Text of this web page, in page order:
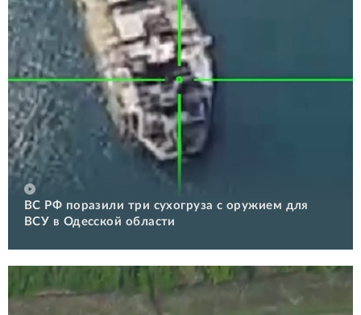
ВС РФ поразили три сухогруза с оружием для
ВСУ в Одесской области